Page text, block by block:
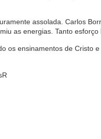
assolada. Carlos
as energias. Tanto
os ensinamentos de Cristo